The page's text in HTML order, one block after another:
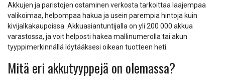
Akkujen ja paristojen ostaminen verkosta tarkoittaa laajempaa
valikoimaa, helpompaa hakua ja usein parempia hintoja kuin
kivijalkakaupoissa. Akkuasiantuntijalla on yli 200 000 akkua
varastossa, ja voit helposti hakea mallinumerolla tai akun
tyyppimerkinnällä löytääksesi oikean tuotteen heti.
Mitä eri akkutyyppejä on olemassa?